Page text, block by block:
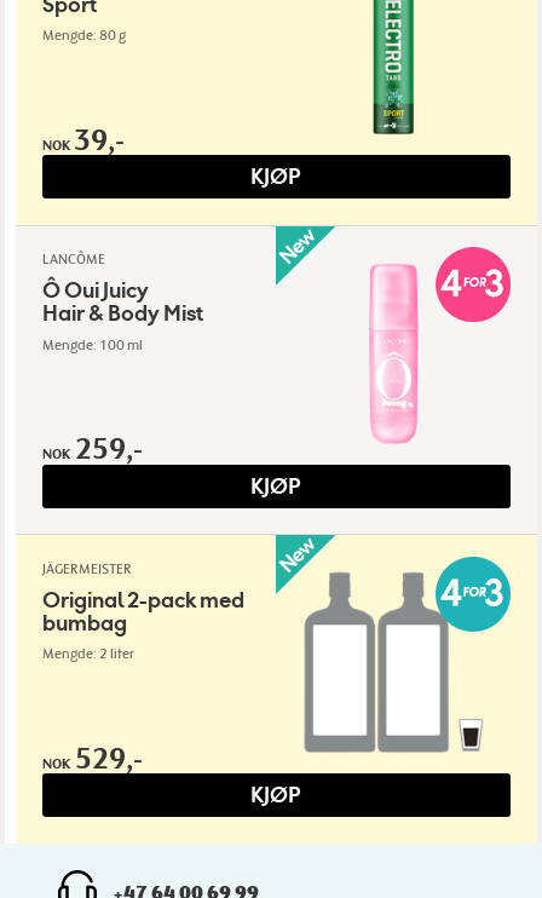
Mengde: 80 g
NOK 39,-
KJØP
LANCÔME
Ô Oui Juicy
Hair & Body Mist
Mengde: 100 ml
NOK 259,-
KJØP
JÄGERMEISTER
Original 2-pack med
bumbag
Mengde: 2 liter
NOK 529,-
KJØP
+47 64 00 69 99